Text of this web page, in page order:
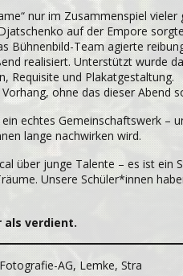
nur im Zusammenspiel
auf der Empore
Bühnenbild-Team agierte
realisiert. Unterstützt wurde
Requisite und Plakatgestaltung.
ohne das dieser Abend
echtes Gemeinschaftswerk –
lange nachwirken wird.
über junge Talente – es ist ein
Unsere Schüler*innen
als verdient.
AG, Lemke, Stra